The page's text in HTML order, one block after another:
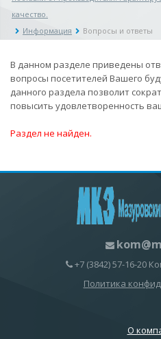
качество.
Информация
Вопросы и ответы
В данном разделе приведены
вопросы посетителей Вашего
данного раздела позволит
повысить удовлетворенность
Раздел не найден.
+7 (3842) 57-16-20
Политика
О